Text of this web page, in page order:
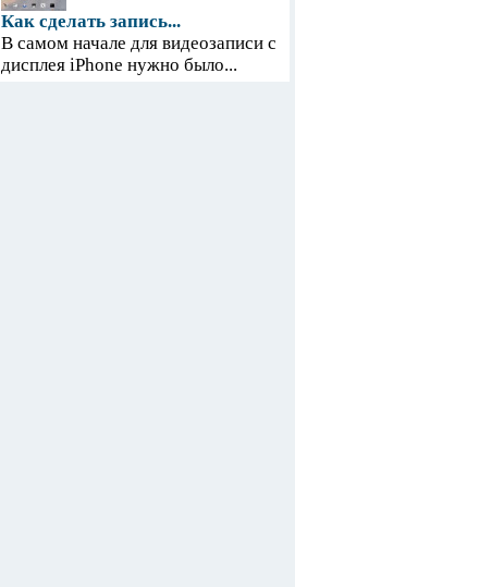
Как сделать запись...
В самом начале для видеозаписи с
дисплея iPhone нужно было...